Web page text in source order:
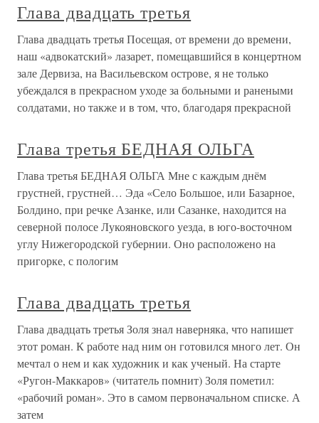
Глава двадцать третья
Глава двадцать третья Посещая, от времени до времени,
наш «адвокатский» лазарет, помещавшийся в концертном
зале Дервиза, на Васильевском острове, я не только
убеждался в прекрасном уходе за больными и ранеными
солдатами, но также и в том, что, благодаря прекрасной
Глава третья БЕДНАЯ ОЛЬГА
Глава третья БЕДНАЯ ОЛЬГА Мне с каждым днём
грустней, грустней… Эда «Село Большое, или Базарное,
Болдино, при речке Азанке, или Сазанке, находится на
северной полосе Лукояновского уезда, в юго-восточном
углу Нижегородской губернии. Оно расположено на
пригорке, с пологим
Глава двадцать третья
Глава двадцать третья Золя знал наверняка, что напишет
этот роман. К работе над ним он готовился много лет. Он
мечтал о нем и как художник и как ученый. На старте
«Ругон-Маккаров» (читатель помнит) Золя пометил:
«рабочий роман». Это в самом первоначальном списке. А
затем